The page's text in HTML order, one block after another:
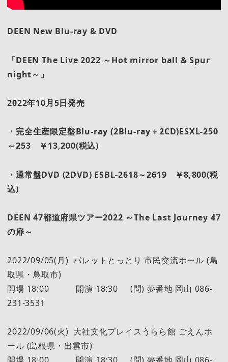
DEEN New Blu-ray & DVD
「DEEN The Live 2022 ～Hot mirror ball & Spur
night～」
2022年10月5日発売
・完全生産限定盤Blu-ray (2Blu-ray＋2CD)ESXL-250
～253 ￥13,200(税込)
・通常盤DVD (2DVD) ESBL-2618～2619 ￥8,800(税
込)
DEEN 47都道府県ツアー2022 ～The Last Journey 47
の扉～
2022/09/05(月) パレットとっとり 市民交流ホール (鳥
取県・鳥取市)
開場 18:00 開演 18:30 (問) 夢番地 岡山 086-
231-3531
2022/09/06(火) 大社文化プレイスうらら館 ごえんホ
ール (島根県・出雲市)